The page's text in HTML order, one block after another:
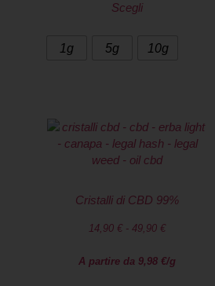
Scegli
1g 5g 10g
Cristalli di CBD 99%
14,90 € - 49,90 €
A partire da 9,98 €/g